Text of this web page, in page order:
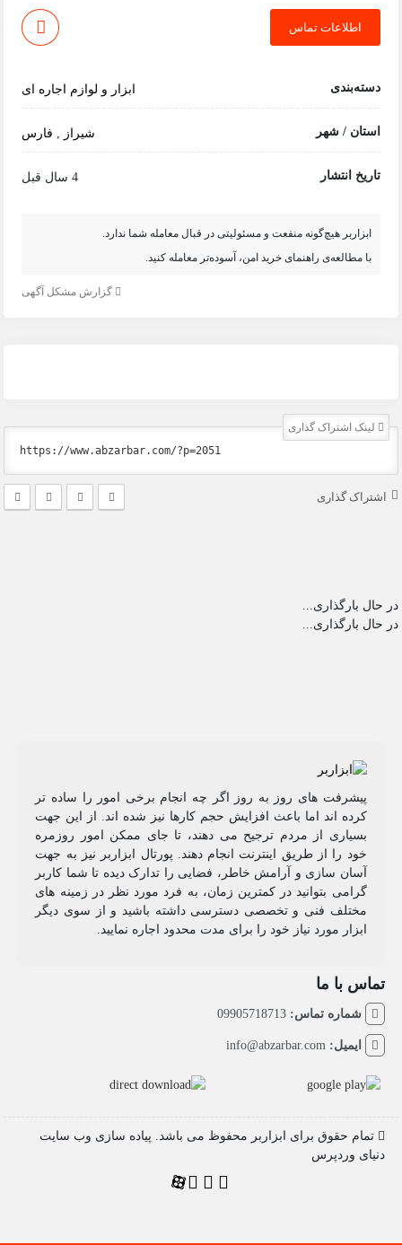
اطلاعات تماس
دسته‌بندی ابزار و لوازم اجاره ای
استان / شهر شیراز فارس
تاریخ انتشار 4 سال قبل
ابزاربر هیچ‌گونه منفعت و مسئولیتی در قبال معامله شما ندارد.
با مطالعه‌ی راهنمای خرید امن، آسوده‌تر معامله کنید.
گزارش مشکل آگهی
لینک اشتراک گذاری
اشتراک گذاری
در حال بارگذاری...
در حال بارگذاری...
پیشرفت های روز به روز اگر چه انجام برخی امور را ساده تر
کرده اند اما باعث افزایش حجم کارها نیز شده اند. از این جهت
بسیاری از مردم ترجیح می دهند، تا جای ممکن امور روزمره
خود را از طریق اینترنت انجام دهند. پورتال ابزاربر نیز به جهت
آسان سازی و آرامش خاطر، فضایی را تدارک دیده تا شما کاربر
گرامی بتوانید در کمترین زمان، به فرد مورد نظر در زمینه های
مختلف فنی و تخصصی دسترسی داشته باشید و از سوی دیگر
ابزار مورد نیاز خود را برای مدت محدود اجاره نمایید.
تماس با ما
شماره تماس:09905718713
ایمیل:info@abzarbar.com
تمام حقوق برای ابزاربر محفوظ می باشد. پیاده سازی وب سایت
دنیای وردپرس